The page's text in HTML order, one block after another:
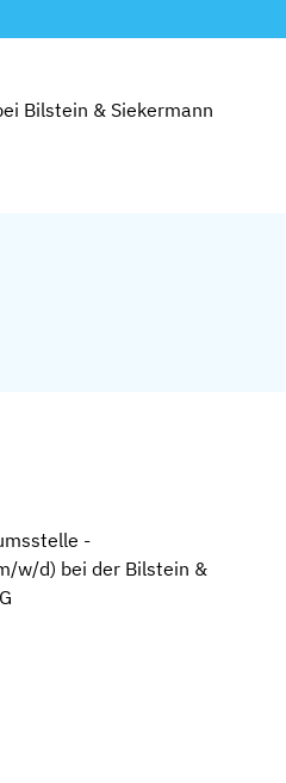
Bilstein & Siekermann
-
w/d) bei der Bilstein &